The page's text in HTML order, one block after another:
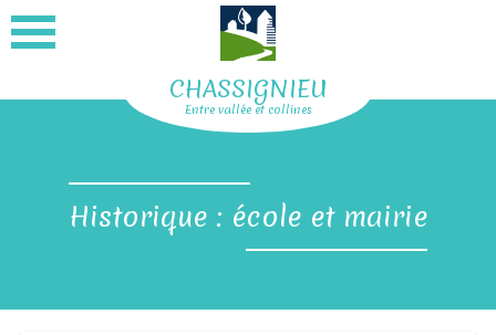
CHASSIGNIEU
Entre vallée et collines
Historique : école et mairie